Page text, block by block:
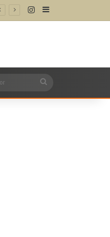
InstagramBarra Lateral
por